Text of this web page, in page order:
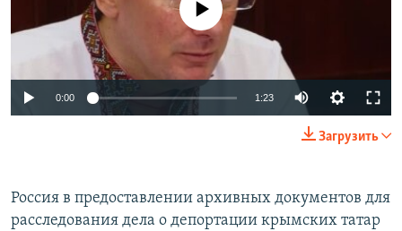
0:00 1:23
Загрузить
Россия в предоставлении архивных документов для
расследования дела о депортации крымских татар